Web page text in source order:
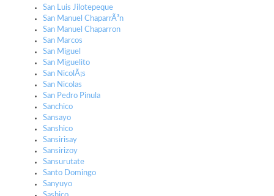
San Luis Jilotepeque
San Manuel ChaparrÃ³n
San Manuel Chaparron
San Marcos
San Miguel
San Miguelito
San NicolÃ¡s
San Nicolas
San Pedro Pinula
Sanchico
Sansayo
Sanshico
Sansirisay
Sansirizoy
Sansurutate
Santo Domingo
Sanyuyo